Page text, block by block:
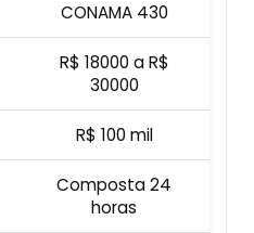
A Venda
Artesiano Preço
Alta Vazão
Ferro
CONAMA 430
R$ 18000 a R$
30000
R$ 100 mil
Composta 24
horas